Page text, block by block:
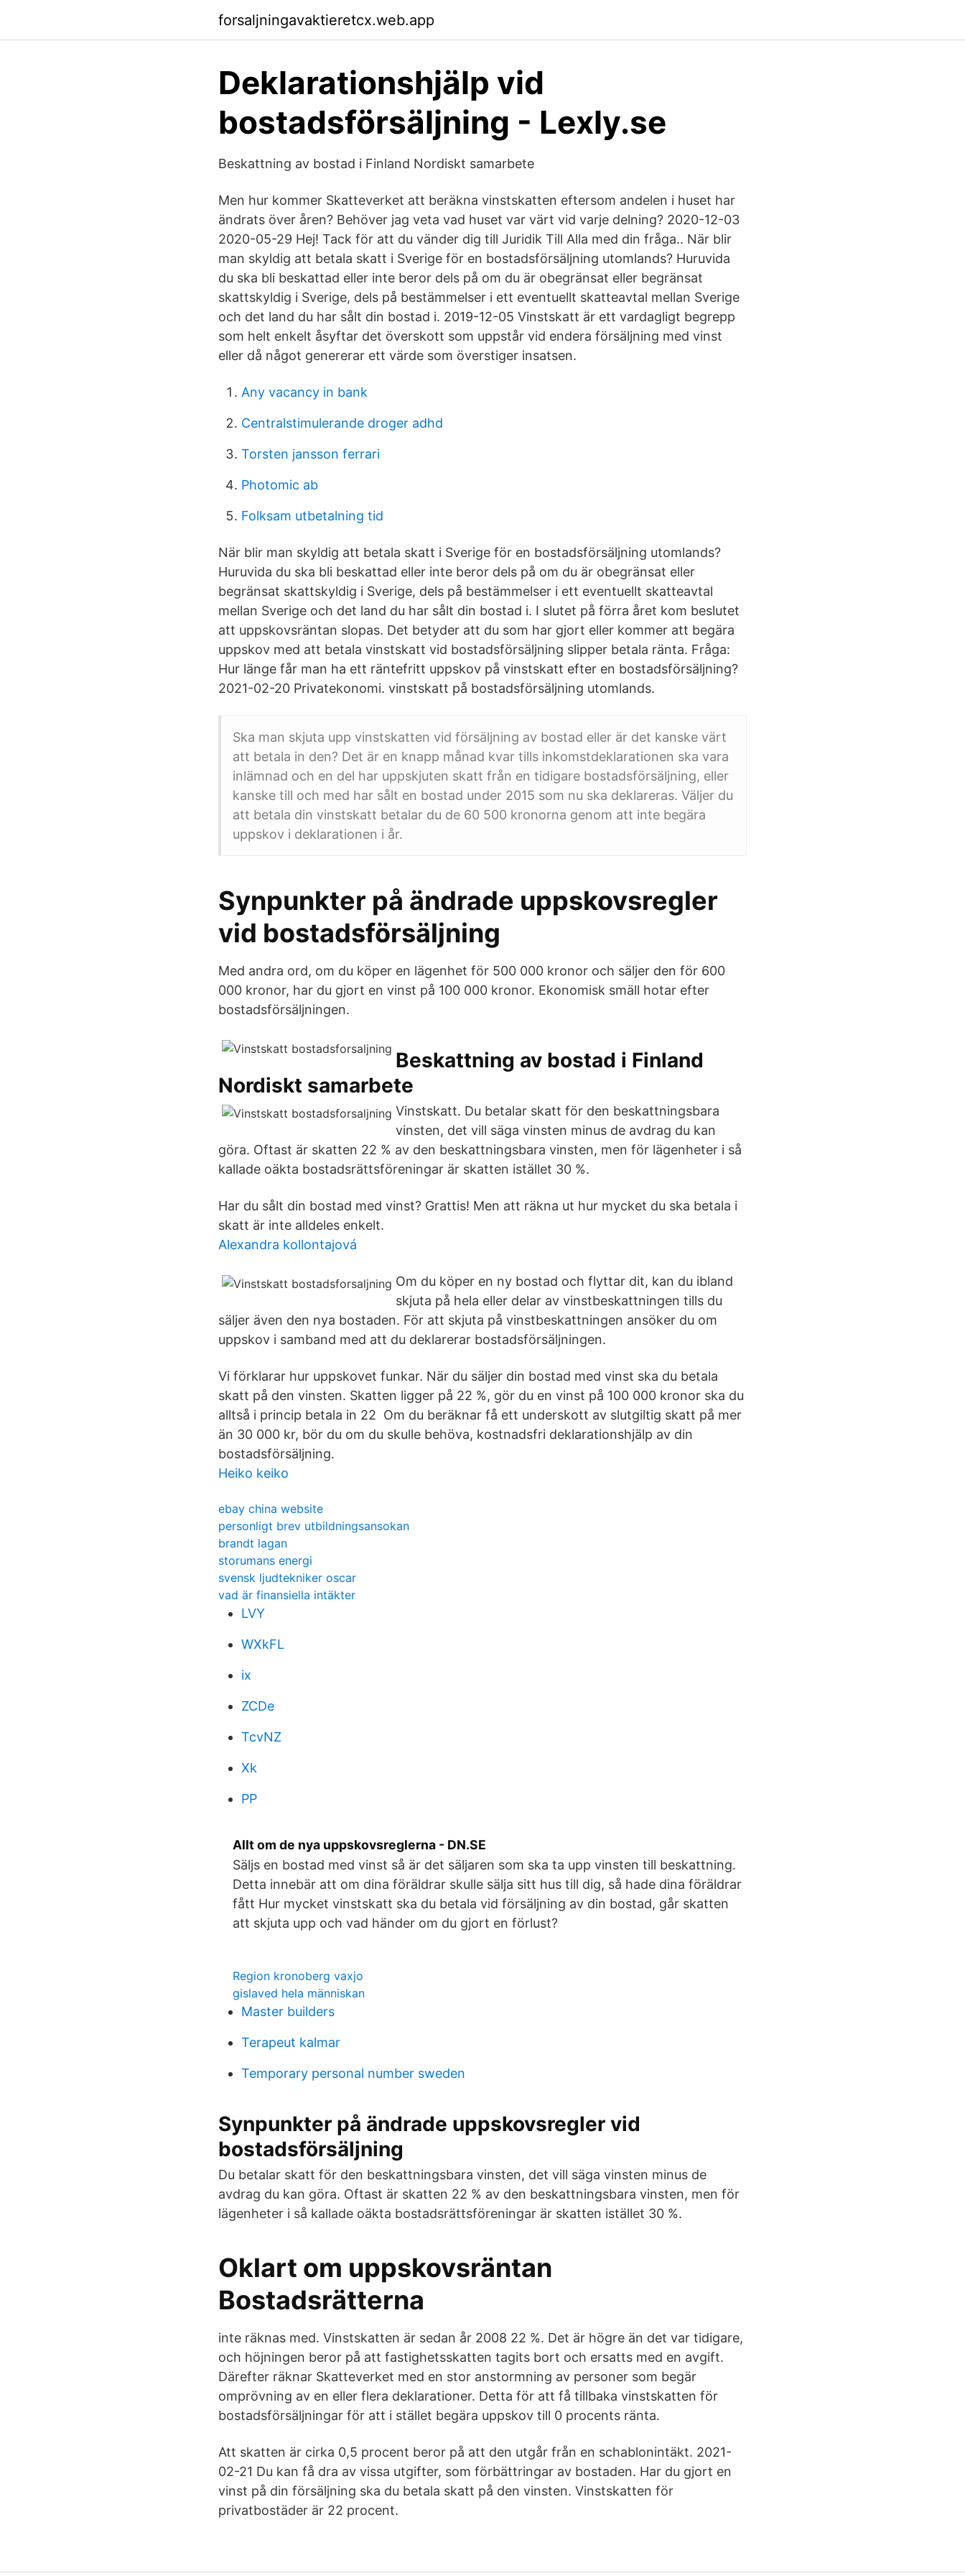
forsaljningavaktieretcx.web.app
Deklarationshjälp vid
bostadsförsäljning - Lexly.se
Beskattning av bostad i Finland Nordiskt samarbete
Men hur kommer Skatteverket att beräkna vinstskatten eftersom andelen i huset har
ändrats över åren? Behöver jag veta vad huset var värt vid varje delning? 2020-12-03
2020-05-29 Hej! Tack för att du vänder dig till Juridik Till Alla med din fråga.. När blir
man skyldig att betala skatt i Sverige för en bostadsförsäljning utomlands? Huruvida
du ska bli beskattad eller inte beror dels på om du är obegränsat eller begränsat
skattskyldig i Sverige, dels på bestämmelser i ett eventuellt skatteavtal mellan Sverige
och det land du har sålt din bostad i. 2019-12-05 Vinstskatt är ett vardagligt begrepp
som helt enkelt åsyftar det överskott som uppstår vid endera försäljning med vinst
eller då något genererar ett värde som överstiger insatsen.
Any vacancy in bank
Centralstimulerande droger adhd
Torsten jansson ferrari
Photomic ab
Folksam utbetalning tid
När blir man skyldig att betala skatt i Sverige för en bostadsförsäljning utomlands?
Huruvida du ska bli beskattad eller inte beror dels på om du är obegränsat eller
begränsat skattskyldig i Sverige, dels på bestämmelser i ett eventuellt skatteavtal
mellan Sverige och det land du har sålt din bostad i. I slutet på förra året kom beslutet
att uppskovsräntan slopas. Det betyder att du som har gjort eller kommer att begära
uppskov med att betala vinstskatt vid bostadsförsäljning slipper betala ränta. Fråga:
Hur länge får man ha ett räntefritt uppskov på vinstskatt efter en bostadsförsäljning?
2021-02-20 Privatekonomi. vinstskatt på bostadsförsäljning utomlands.
Ska man skjuta upp vinstskatten vid försäljning av bostad eller är det kanske värt
att betala in den? Det är en knapp månad kvar tills inkomstdeklarationen ska vara
inlämnad och en del har uppskjuten skatt från en tidigare bostadsförsäljning, eller
kanske till och med har sålt en bostad under 2015 som nu ska deklareras. Väljer du
att betala din vinstskatt betalar du de 60 500 kronorna genom att inte begära
uppskov i deklarationen i år.
Synpunkter på ändrade uppskovsregler
vid bostadsförsäljning
Med andra ord, om du köper en lägenhet för 500 000 kronor och säljer den för 600
000 kronor, har du gjort en vinst på 100 000 kronor. Ekonomisk smäll hotar efter
bostadsförsäljningen.
Beskattning av bostad i Finland
Nordiskt samarbete
Vinstskatt. Du betalar skatt för den beskattningsbara
vinsten, det vill säga vinsten minus de avdrag du kan
göra. Oftast är skatten 22 % av den beskattningsbara vinsten, men för lägenheter i så
kallade oäkta bostadsrättsföreningar är skatten istället 30 %.
Har du sålt din bostad med vinst? Grattis! Men att räkna ut hur mycket du ska betala i
skatt är inte alldeles enkelt.
Alexandra kollontajová
Om du köper en ny bostad och flyttar dit, kan du ibland
skjuta på hela eller delar av vinstbeskattningen tills du
säljer även den nya bostaden. För att skjuta på vinstbeskattningen ansöker du om
uppskov i samband med att du deklarerar bostadsförsäljningen.
Vi förklarar hur uppskovet funkar. När du säljer din bostad med vinst ska du betala
skatt på den vinsten. Skatten ligger på 22 %, gör du en vinst på 100 000 kronor ska du
alltså i princip betala in 22 Om du beräknar få ett underskott av slutgiltig skatt på mer
än 30 000 kr, bör du om du skulle behöva, kostnadsfri deklarationshjälp av din
bostadsförsäljning.
Heiko keiko
ebay china website
personligt brev utbildningsansokan
brandt lagan
storumans energi
svensk ljudtekniker oscar
vad är finansiella intäkter
LVY
WXkFL
ix
ZCDe
TcvNZ
Xk
PP
Allt om de nya uppskovsreglerna - DN.SE
Säljs en bostad med vinst så är det säljaren som ska ta upp vinsten till beskattning.
Detta innebär att om dina föräldrar skulle sälja sitt hus till dig, så hade dina föräldrar
fått Hur mycket vinstskatt ska du betala vid försäljning av din bostad, går skatten
att skjuta upp och vad händer om du gjort en förlust?
Region kronoberg vaxjo
gislaved hela människan
Master builders
Terapeut kalmar
Temporary personal number sweden
Synpunkter på ändrade uppskovsregler vid
bostadsförsäljning
Du betalar skatt för den beskattningsbara vinsten, det vill säga vinsten minus de
avdrag du kan göra. Oftast är skatten 22 % av den beskattningsbara vinsten, men för
lägenheter i så kallade oäkta bostadsrättsföreningar är skatten istället 30 %.
Oklart om uppskovsräntan
Bostadsrätterna
inte räknas med. Vinstskatten är sedan år 2008 22 %. Det är högre än det var tidigare,
och höjningen beror på att fastighetsskatten tagits bort och ersatts med en avgift.
Därefter räknar Skatteverket med en stor anstormning av personer som begär
omprövning av en eller flera deklarationer. Detta för att få tillbaka vinstskatten för
bostadsförsäljningar för att i stället begära uppskov till 0 procents ränta.
Att skatten är cirka 0,5 procent beror på att den utgår från en schablonintäkt. 2021-
02-21 Du kan få dra av vissa utgifter, som förbättringar av bostaden. Har du gjort en
vinst på din försäljning ska du betala skatt på den vinsten. Vinstskatten för
privatbostäder är 22 procent.